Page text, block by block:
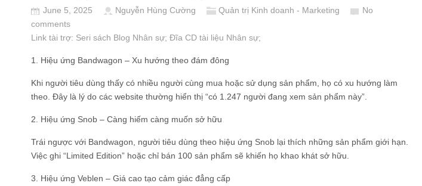
June 5, 2025 Nguyễn Hùng Cường Quản trị Kinh doanh - Marketing
No
comments
Link tài trợ: Seri sách Blog Nhân sự; Đĩa CD tài liệu Nhân sự;
1. Hiệu ứng Bandwagon – Xu hướng theo đám đông
Khi người tiêu dùng thấy có nhiều người cùng mua hoặc sử dụng sản phẩm, họ có xu hướng làm
theo. Đây là lý do các website thường hiển thị “có 1.247 người đang xem sản phẩm này”.
2. Hiệu ứng Snob – Càng hiếm càng muốn sở hữu
Trái ngược với Bandwagon, người tiêu dùng theo hiệu ứng Snob lại thích những sản phẩm giới hạn.
Việc ghi “Limited Edition” hoặc chỉ bán 100 sản phẩm sẽ khiến họ khao khát sở hữu.
3. Hiệu ứng Veblen – Giá cao tạo cảm giác đẳng cấp